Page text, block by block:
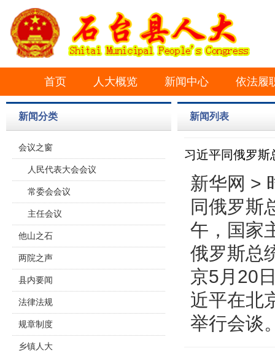
首页 人大概览 新闻中心 依法履
新闻分类
会议之窗
人民代表大会会议
常委会会议
主任会议
他山之石
两院之声
县内要闻
法律法规
规章制度
乡镇人大
新闻列表
习近平同俄罗斯
新华网 >
同俄罗
午，国家
俄罗斯总
京5月20
近平在北
举行会谈